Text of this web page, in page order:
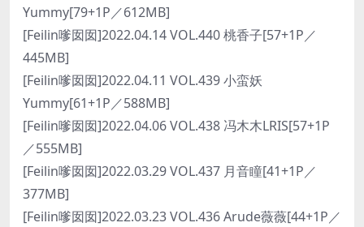
Yummy[79+1P／612MB]
[Feilin嗲囡囡]2022.04.14 VOL.440 桃香子[57+1P／
445MB]
[Feilin嗲囡囡]2022.04.11 VOL.439 小蛮妖
Yummy[61+1P／588MB]
[Feilin嗲囡囡]2022.04.06 VOL.438 冯木木LRIS[57+1P
／555MB]
[Feilin嗲囡囡]2022.03.29 VOL.437 月音瞳[41+1P／
377MB]
[Feilin嗲囡囡]2022.03.23 VOL.436 Arude薇薇[44+1P／